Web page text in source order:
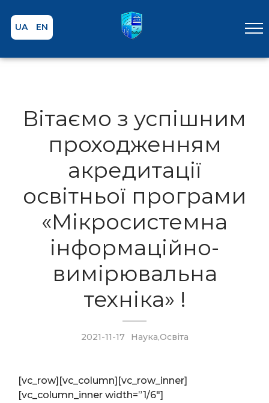
UA EN
Вітаємо з успішним
проходженням
акредитації
освітньої програми
«Мікросистемна
інформаційно-
вимірювальна
техніка» !
2021-11-17 Наука,Освіта
[vc_row][vc_column][vc_row_inner]
[vc_column_inner width=”1/6″]